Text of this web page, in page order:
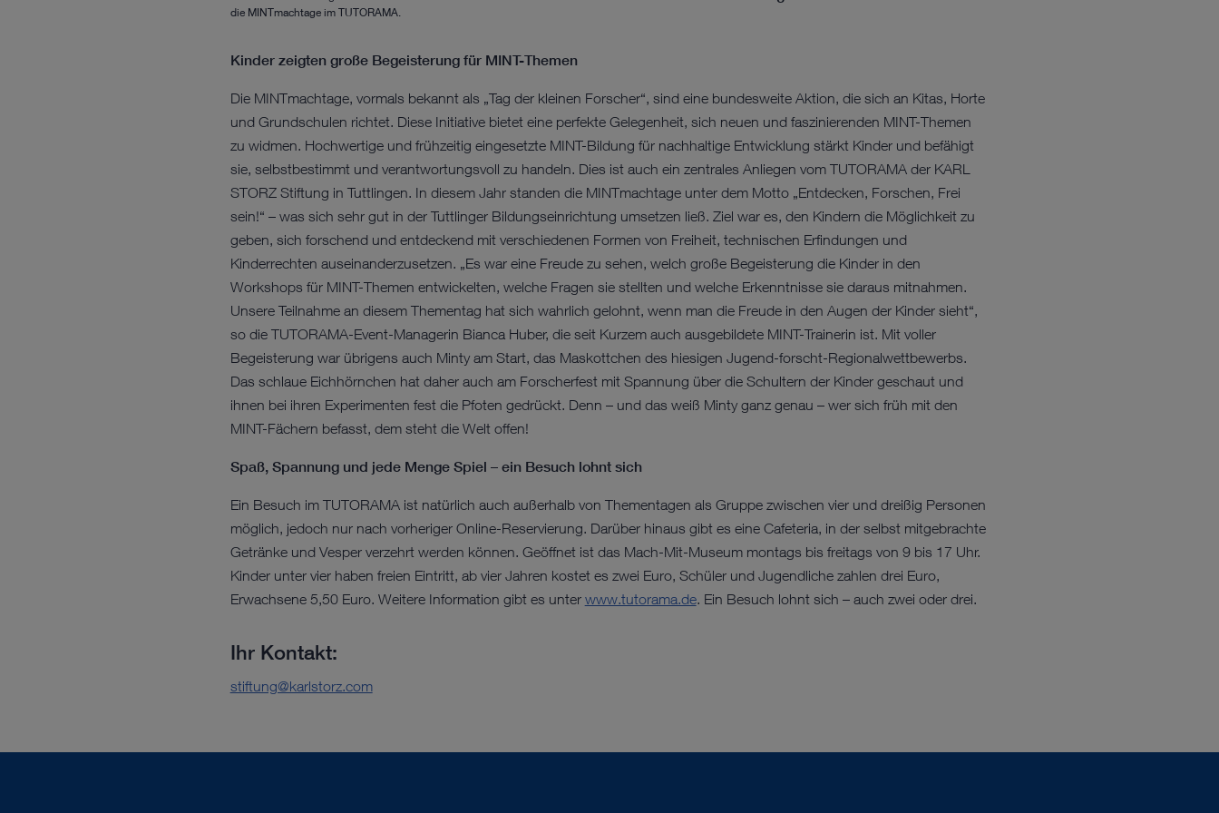
die MINTmachtage im TUTORAMA.
Kinder zeigten große Begeisterung für MINT-Themen
Die MINTmachtage, vormals bekannt als „Tag der kleinen Forscher“, sind eine bundesweite Aktion, die sich an Kitas, Horte
und Grundschulen richtet. Diese Initiative bietet eine perfekte Gelegenheit, sich neuen und faszinierenden MINT-Themen
zu widmen. Hochwertige und frühzeitig eingesetzte MINT-Bildung für nachhaltige Entwicklung stärkt Kinder und befähigt
sie, selbstbestimmt und verantwortungsvoll zu handeln. Dies ist auch ein zentrales Anliegen vom TUTORAMA der KARL
STORZ Stiftung in Tuttlingen. In diesem Jahr standen die MINTmachtage unter dem Motto „Entdecken, Forschen, Frei
sein!“ – was sich sehr gut in der Tuttlinger Bildungseinrichtung umsetzen ließ. Ziel war es, den Kindern die Möglichkeit zu
geben, sich forschend und entdeckend mit verschiedenen Formen von Freiheit, technischen Erfindungen und
Kinderrechten auseinanderzusetzen. „Es war eine Freude zu sehen, welch große Begeisterung die Kinder in den
Workshops für MINT-Themen entwickelten, welche Fragen sie stellten und welche Erkenntnisse sie daraus mitnahmen.
Unsere Teilnahme an diesem Thementag hat sich wahrlich gelohnt, wenn man die Freude in den Augen der Kinder sieht“,
so die TUTORAMA-Event-Managerin Bianca Huber, die seit Kurzem auch ausgebildete MINT-Trainerin ist. Mit voller
Begeisterung war übrigens auch Minty am Start, das Maskottchen des hiesigen Jugend-forscht-Regionalwettbewerbs.
Das schlaue Eichhörnchen hat daher auch am Forscherfest mit Spannung über die Schultern der Kinder geschaut und
ihnen bei ihren Experimenten fest die Pfoten gedrückt. Denn – und das weiß Minty ganz genau – wer sich früh mit den
MINT-Fächern befasst, dem steht die Welt offen!
Spaß, Spannung und jede Menge Spiel – ein Besuch lohnt sich
Ein Besuch im TUTORAMA ist natürlich auch außerhalb von Thementagen als Gruppe zwischen vier und dreißig Personen
möglich, jedoch nur nach vorheriger Online-Reservierung. Darüber hinaus gibt es eine Cafeteria, in der selbst mitgebrachte
Getränke und Vesper verzehrt werden können. Geöffnet ist das Mach-Mit-Museum montags bis freitags von 9 bis 17 Uhr.
Kinder unter vier haben freien Eintritt, ab vier Jahren kostet es zwei Euro, Schüler und Jugendliche zahlen drei Euro,
Erwachsene 5,50 Euro. Weitere Information gibt es unter www.tutorama.de. Ein Besuch lohnt sich – auch zwei oder drei.
Ihr Kontakt:
stiftung@karlstorz.com